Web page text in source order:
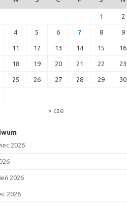
1 2
4 5 6 7 8 9
11 12 13 14 15 16
18 19 20 21 22 23
25 26 27 28 29 30
« cze
2026
2026
2026